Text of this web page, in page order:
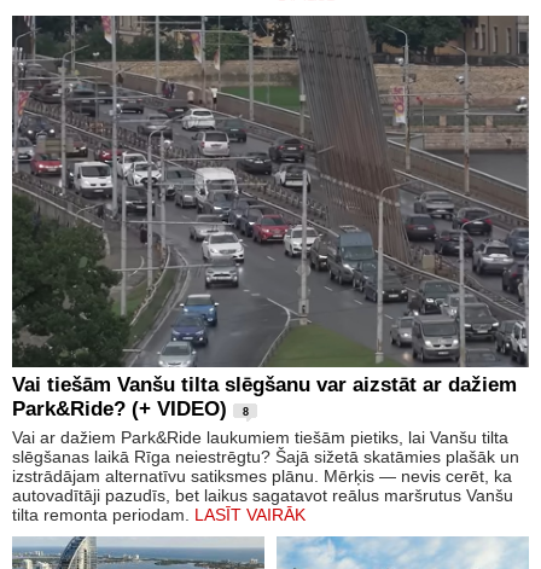
Vai tiešām Vanšu tilta slēgšanu var aizstāt ar dažiem
Park&Ride? (+ VIDEO)
8
Vai ar dažiem Park&Ride laukumiem tiešām pietiks, lai Vanšu tilta
slēgšanas laikā Rīga neiestrēgtu? Šajā sižetā skatāmies plašāk un
izstrādājam alternatīvu satiksmes plānu. Mērķis — nevis cerēt, ka
autovadītāji pazudīs, bet laikus sagatavot reālus maršrutus Vanšu
tilta remonta periodam. LASĪT VAIRĀK